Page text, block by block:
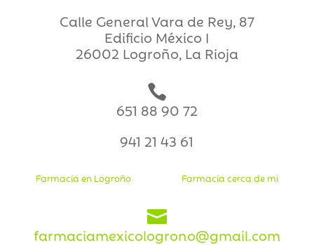
Calle General Vara de Rey, 87
Edificio México I
26002 Logroño, La Rioja

651 88 90 72
941 21 43 61
Farmacia en Logroño Farmacia cerca de mi

farmaciamexicologrono@gmail.com